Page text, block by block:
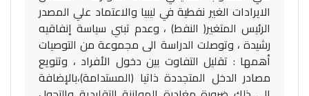
الايرادات الغير نفطية في ليبيا والاعتماد علي المصدر
الرئيس المتغير( النفط) ، وعدم تبني سياسة إنفاقيه
رشيدة ، وتوصلت الدراسة الى مجموعة من التوصيات
أهمها : تقليل التفاوت بین دخول الأفراد ، وتنويع
مصادر الدخل المتجددة ذاتيا (المستدامة)،بالإضافة